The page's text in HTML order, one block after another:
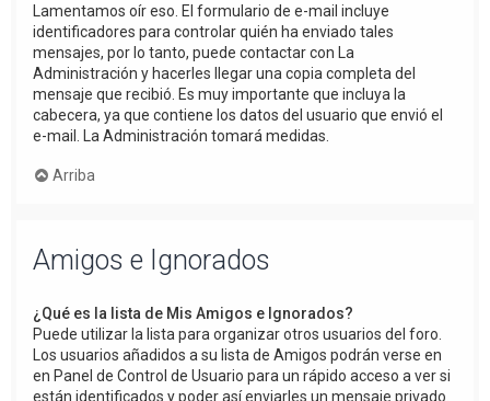
Lamentamos oír eso. El formulario de e-mail incluye
identificadores para controlar quién ha enviado tales
mensajes, por lo tanto, puede contactar con La
Administración y hacerles llegar una copia completa del
mensaje que recibió. Es muy importante que incluya la
cabecera, ya que contiene los datos del usuario que envió el
e-mail. La Administración tomará medidas.
Arriba
Amigos e Ignorados
¿Qué es la lista de Mis Amigos e Ignorados?
Puede utilizar la lista para organizar otros usuarios del foro.
Los usuarios añadidos a su lista de Amigos podrán verse en
en Panel de Control de Usuario para un rápido acceso a ver si
están identificados y poder así enviarles un mensaje privado.